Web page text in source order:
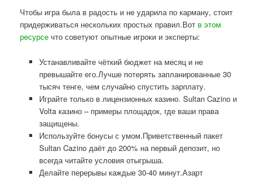
Чтобы игра была в радость и не ударила по карману, стоит
придерживаться нескольких простых правил.Вотв этом
ресурсе что советуют опытные игроки и эксперты:
Устанавливайте чёткий бюджет на месяц и не
превышайте его.Лучше потерять запланированные 30
тысяч тенге, чем случайно спустить зарплату.
Играйте только в лицензионных казино. Sultan Cazino и
Volta казино – примеры площадок, где ваши права
защищены.
Используйте бонусы с умом.Приветственный пакет
Sultan Cazino даёт до 200% на первый депозит, но
всегда читайте условия отыгрыша.
Делайте перерывы каждые 30-40 минут.Азарт